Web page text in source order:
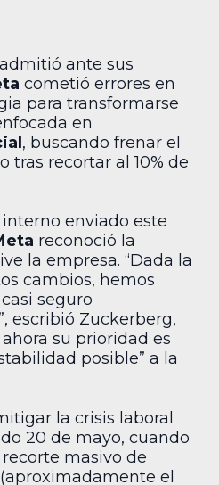
admitió ante sus
cometió errores en
para transformarse
en
, buscando frenar el
tras recortar al 10% de
enviado este
reconoció la
la empresa. “Dada la
cambios, hemos
seguro
escribió Zuckerberg,
su prioridad es
posible” a la
la crisis laboral
20 de mayo, cuando
masivo de
(aproximadamente el